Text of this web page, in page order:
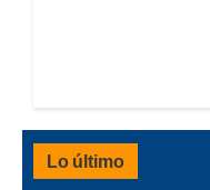
Lo último